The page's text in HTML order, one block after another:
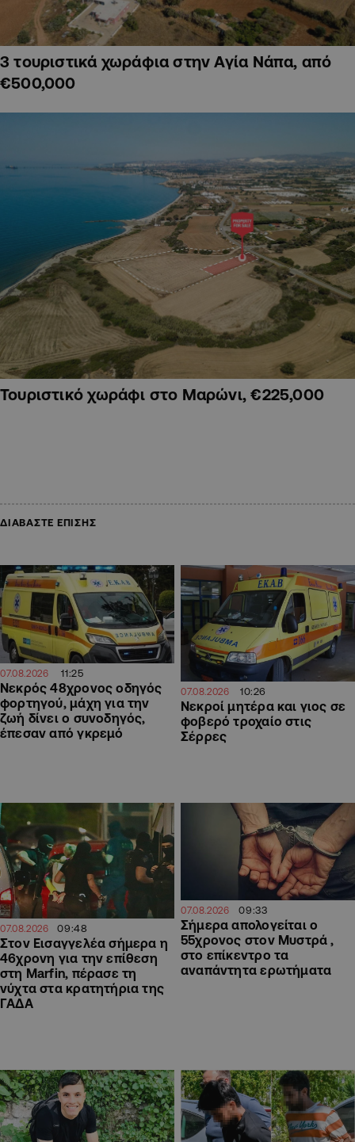
3 τουριστικά χωράφια στην Αγία Νάπα, από
€500,000
Τουριστικό χωράφι στο Μαρώνι, €225,000
ΔΙΑΒΑΣΤΕ ΕΠΙΣΗΣ
07.08.2026 11:25
Νεκρός 48χρονος οδηγός
φορτηγού, μάχη για την
ζωή δίνει ο συνοδηγός,
έπεσαν από γκρεμό
07.08.2026 10:26
Νεκροί μητέρα και γιος σε
φοβερό τροχαίο στις
Σέρρες
07.08.2026 09:48
Στον Εισαγγελέα σήμερα η
46χρονη για την επίθεση
στη Marfin, πέρασε τη
νύχτα στα κρατητήρια της
ΓΑΔΑ
07.08.2026 09:33
Σήμερα απολογείται ο
55χρονος στον Μυστρά ,
στο επίκεντρο τα
αναπάντητα ερωτήματα